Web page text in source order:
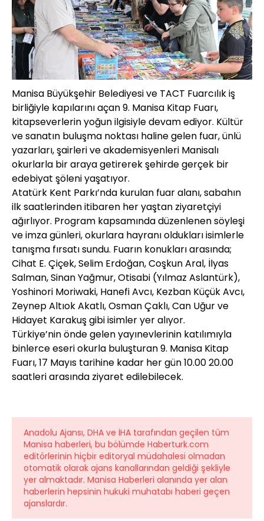
Manisa Büyükşehir Belediyesi ve TACT Fuarcılık iş
birliğiyle kapılarını açan 9. Manisa Kitap Fuarı,
kitapseverlerin yoğun ilgisiyle devam ediyor. Kültür
ve sanatın buluşma noktası haline gelen fuar, ünlü
yazarları, şairleri ve akademisyenleri Manisalı
okurlarla bir araya getirerek şehirde gerçek bir
edebiyat şöleni yaşatıyor.
Atatürk Kent Parkı’nda kurulan fuar alanı, sabahın
ilk saatlerinden itibaren her yaştan ziyaretçiyi
ağırlıyor. Program kapsamında düzenlenen söyleşi
ve imza günleri, okurlara hayranı oldukları isimlerle
tanışma fırsatı sundu. Fuarın konukları arasında;
Cihat E. Çiçek, Selim Erdoğan, Coşkun Aral, İlyas
Salman, Sinan Yağmur, Otisabi (Yılmaz Aslantürk),
Yoshinori Moriwaki, Hanefi Avcı, Kezban Küçük Avcı,
Zeynep Altıok Akatlı, Osman Çaklı, Can Uğur ve
Hidayet Karakuş gibi isimler yer alıyor.
Türkiye’nin önde gelen yayınevlerinin katılımıyla
binlerce eseri okurla buluşturan 9. Manisa Kitap
Fuarı, 17 Mayıs tarihine kadar her gün 10.00 20.00
saatleri arasında ziyaret edilebilecek.
Anadolu Ajansı, DHA ve İHA tarafından geçilen tüm
Manisa haberleri, bu bölümde Haberturk.com
editörlerinin hiçbir editoryal müdahalesi olmadan
otomatik olarak ajans kanallarından geldiği şekliyle
yer almaktadır. Manisa Haberleri alanında yer alan
haberlerin hepsinin hukuki muhatabı haberi geçen
ajanslardır.